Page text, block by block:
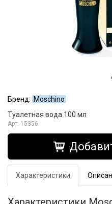
Бренд: Moschino
Туалетная вода 100 мл
15356
Характеристики